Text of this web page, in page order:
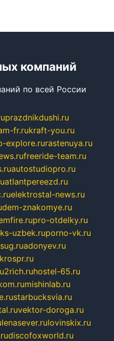
компаний
по всей России
prazdnikdushi.ru
fr.rukraft-you.ru
explore.rurastenuya.ru
freeride-team.ru
autostudiopro.ru
atlantpereezd.ru
elektrostal-news.ru
znakomye.ru
pro-otdelky.ru
uzbek.ruporno-vk.ru
adonyev.ru
krospr.ru
2rich.ruhostel-65.ru
mishinlab.ru
starbucksvia.ru
vektor-doroga.ru
lenasever.rulovinskix.ru
discofoxworld.ru